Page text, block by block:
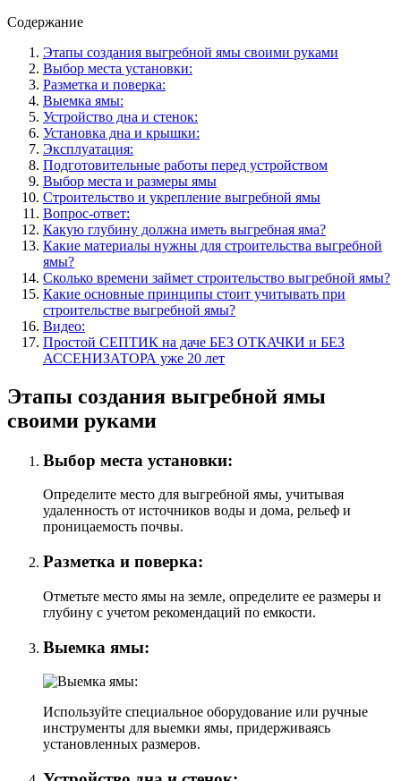
Содержание
Этапы создания выгребной ямы своими руками
Выбор места установки:
Разметка и поверка:
Выемка ямы:
Устройство дна и стенок:
Установка дна и крышки:
Эксплуатация:
Подготовительные работы перед устройством
Выбор места и размеры ямы
Строительство и укрепление выгребной ямы
Вопрос-ответ:
Какую глубину должна иметь выгребная яма?
Какие материалы нужны для строительства выгребной
ямы?
Сколько времени займет строительство выгребной ямы?
Какие основные принципы стоит учитывать при
строительстве выгребной ямы?
Видео:
Простой СЕПТИК на даче БЕЗ ОТКАЧКИ и БЕЗ
АССЕНИЗАТОРА уже 20 лет
Этапы создания выгребной ямы
своими руками
Выбор места установки:
Определите место для выгребной ямы, учитывая
удаленность от источников воды и дома, рельеф и
проницаемость почвы.
Разметка и поверка:
Отметьте место ямы на земле, определите ее размеры и
глубину с учетом рекомендаций по емкости.
Выемка ямы:
Используйте специальное оборудование или ручные
инструменты для выемки ямы, придерживаясь
установленных размеров.